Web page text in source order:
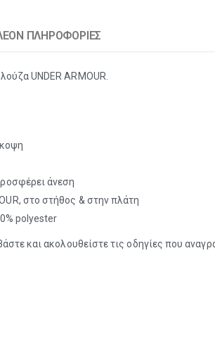
ΠΛΗΡΟΦΟΡΊΕΣ
UNDER ARMOUR.
άνεση
στο στήθος & στην πλάτη
polyester
και ακολουθείστε τις οδηγίες που